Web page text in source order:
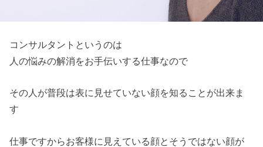
コンサルタントというのは
人の悩みの解消をお手伝いする仕事なので
その人が普段は表に見せていない顔を知ることが出来ま
す
仕事ですからお客様に見えている顔とそうではない顔が